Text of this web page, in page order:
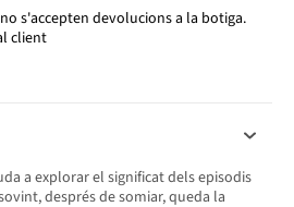
s'accepten devolucions a la botiga.
client
a explorar el significat dels episodis
després de somiar, queda la